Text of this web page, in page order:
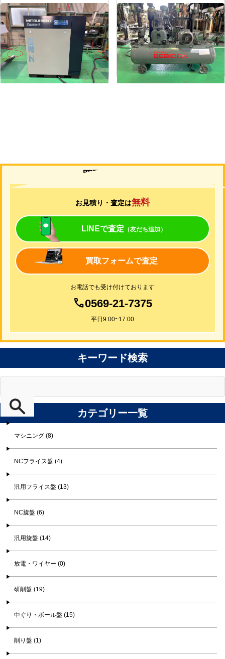
コンプレッサー
メーカー 三井精機
形 Z226AS3-R
年
コンプレッサー
メーカー 日立
形 式1.5P-9.5V6
式1988
買取について
お見積り・査定は無料
LINEで査定 （友だち追加）
買取フォームで査定
お電話でも受け付けております
0569-21-7375
平日9:00~17:00
キーワード検索
カテゴリー一覧
マシニング (8)
NCフライス盤 (4)
汎用フライス盤 (13)
NC旋盤 (6)
汎用旋盤 (14)
放電・ワイヤー (0)
研削盤 (19)
中ぐり・ボール盤 (15)
削り盤 (1)